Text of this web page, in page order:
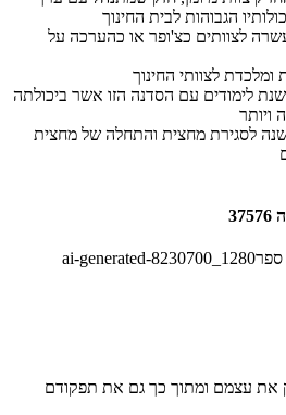
הגבוהות לבית החינוך
לצוותים כצ'ופר או כהערכה על
לצוותי החינוך
לימודים עם הסדנה הזו אשר ביכולתה
ויותר
לסגירת מחצית והתחלה של מחצית
את עצמם ומתוך כך גם את תפקודם